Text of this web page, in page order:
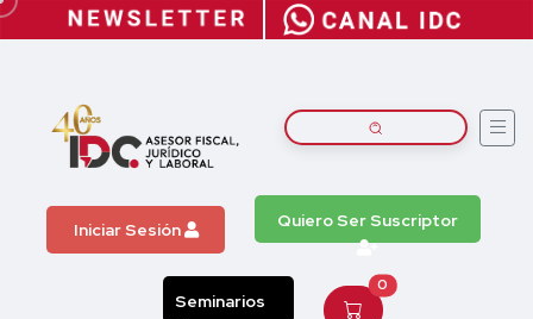
Iniciar Sesión Quiero Ser Suscriptor
Seminarios
0